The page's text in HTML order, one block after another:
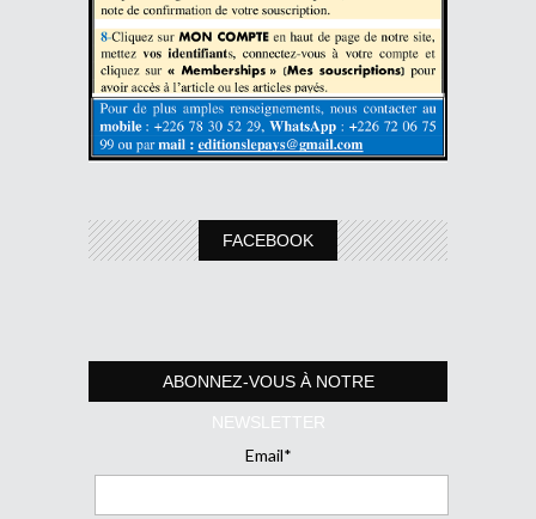
FACEBOOK
ABONNEZ-VOUS À NOTRE
NEWSLETTER
Email*